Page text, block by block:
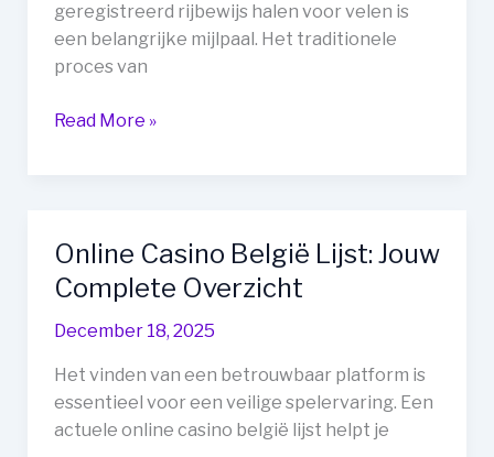
geregistreerd rijbewijs halen voor velen is
een belangrijke mijlpaal. Het traditionele
proces van
Geregistreerd
Gids
naar
en
Vrijheid
Read More »
Online Casino België Lijst: Jouw
Complete Overzicht
December 18, 2025
Het vinden van een betrouwbaar platform is
essentieel voor een veilige spelervaring. Een
actuele online casino belgië lijst helpt je